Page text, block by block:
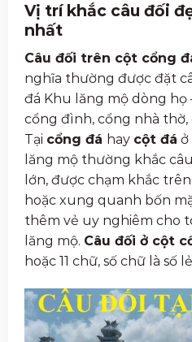
Vị trí khắc câu đối
nhất
Câu đối trên cột cổng
nghĩa thường được đặt
đá Khu lăng mộ dòng họ
cổng đình, cổng nhà thờ,
Tại cổng đá hay cột đá ở
lăng mộ thường khắc
lớn, được chạm khắc
hoặc xung quanh bốn
thêm vẻ uy nghiêm cho
lăng mộ. Câu đối ở cột
hoặc 11 chữ, số chữ là số